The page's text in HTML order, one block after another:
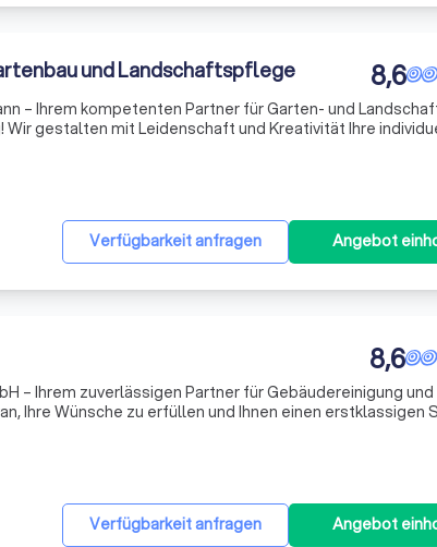
und Landschaftspflege 8,6
– Ihrem kompetenten Partner für Garten- und
Wir gestalten mit Leidenschaft und Kreativität Ihre
Verfügbarkeit anfragen Angebot
8,6
– Ihrem zuverlässigen Partner für Gebäudereinigung und
Ihre Wünsche zu erfüllen und Ihnen einen erstklassigen
Verfügbarkeit anfragen Angebot